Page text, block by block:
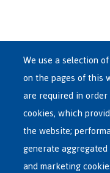
Main
menu
ASYLUM IN BELGIUM
RECEPTION CENTRES
VOLUNTARY RETURN
INTERNATIONAL
We use a selection
on the pages of this
are required in
cookies, which
the website;
generate
and marketing